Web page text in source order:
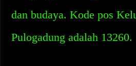
dan budaya. Kode pos
Pulogadung adalah 13260.